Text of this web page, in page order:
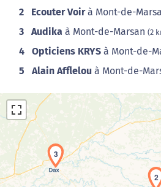
2 Ecouter Voirà Mont-de-
3 Audika à Mont-de-Marsan (2
4 Opticiens KRYS à Mont-de-
5 Alain Afflelou à Mont-de-
2
3